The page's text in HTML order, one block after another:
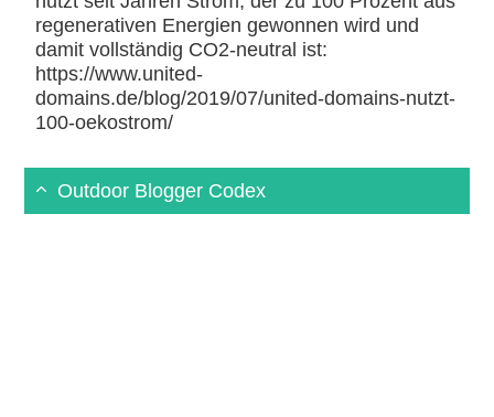
regenerativen Energien gewonnen wird und
damit vollständig CO2-neutral ist:
https://www.united-
domains.de/blog/2019/07/united-domains-nutzt-
100-oekostrom/
Outdoor Blogger Codex